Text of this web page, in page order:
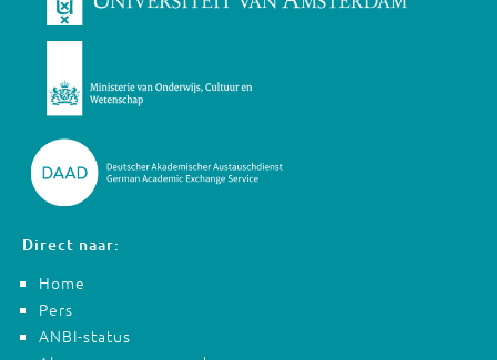
Direct naar:
Home
Pers
ANBI-status